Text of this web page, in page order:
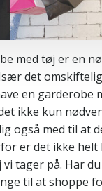
med tøj er en
det
en garderobe
ikke kun
også med til at
er det ikke helt
tager på. Har
til at shoppe